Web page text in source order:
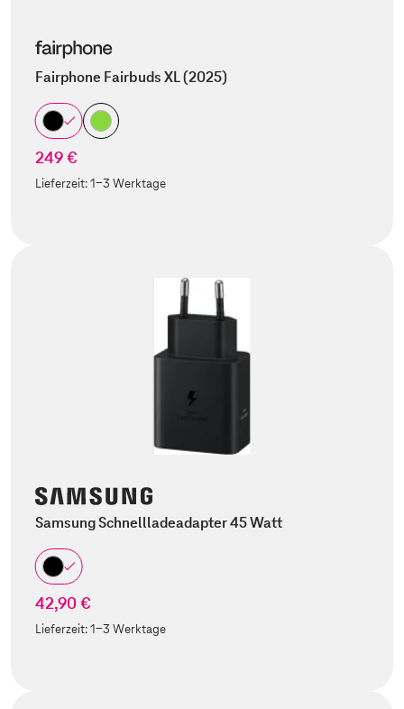
Fairphone Fairbuds XL (2025)
249 €
Lieferzeit:1-3 Werktage
Samsung Schnellladeadapter 45 Watt
42,90 €
Lieferzeit:1-3 Werktage